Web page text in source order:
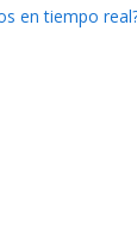
en tiempo